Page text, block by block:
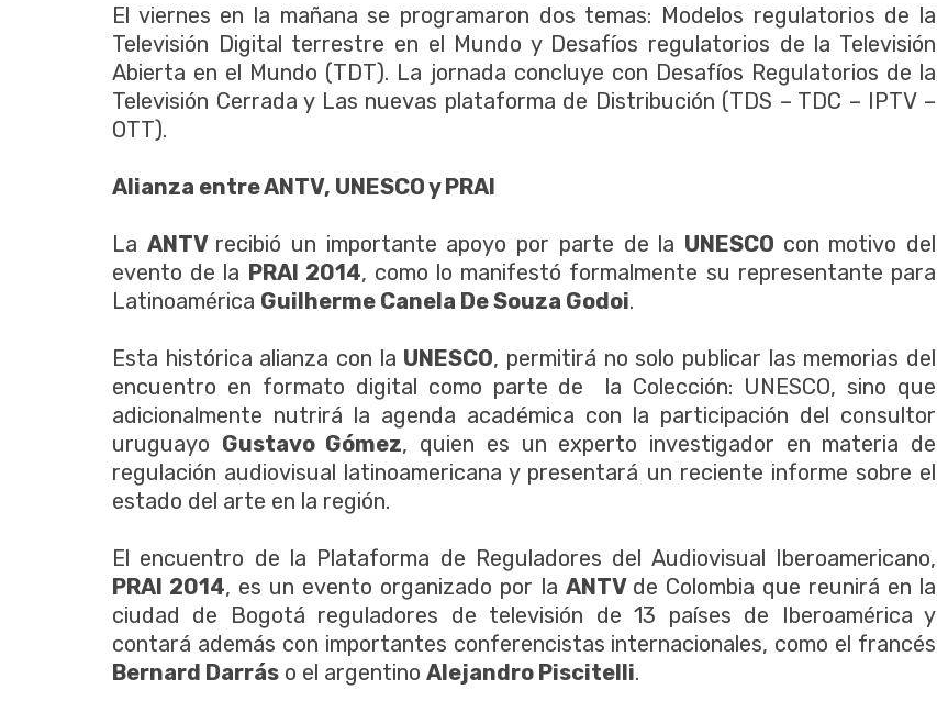
El viernes en la mañana se programaron dos temas: Modelos regulatorios de la
Televisión Digital terrestre en el Mundo y Desafíos regulatorios de la Televisión
Abierta en el Mundo (TDT). La jornada concluye con Desafíos Regulatorios de la
Televisión Cerrada y Las nuevas plataforma de Distribución (TDS – TDC – IPTV –
OTT).
Alianza entre ANTV, UNESCO y PRAI
La ANTV recibió un importante apoyo por parte de la UNESCO con motivo del
evento de la PRAI 2014, como lo manifestó formalmente su representante para
Latinoamérica Guilherme Canela De Souza Godoi.
Esta histórica alianza con la UNESCO, permitirá no solo publicar las memorias del
encuentro en formato digital como parte de la Colección: UNESCO, sino que
adicionalmente nutrirá la agenda académica con la participación del consultor
uruguayo Gustavo Gómez, quien es un experto investigador en materia de
regulación audiovisual latinoamericana y presentará un reciente informe sobre el
estado del arte en la región.
El encuentro de la Plataforma de Reguladores del Audiovisual Iberoamericano,
PRAI 2014, es un evento organizado por la ANTV de Colombia que reunirá en la
ciudad de Bogotá reguladores de televisión de 13 países de Iberoamérica y
contará además con importantes conferencistas internacionales, como el francés
Bernard Darrás o el argentino Alejandro Piscitelli.